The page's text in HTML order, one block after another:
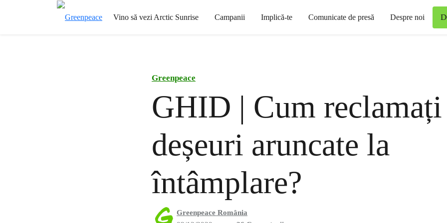
Vino să vezi Arctic Sunrise Campanii Implică-te Comunicate de presă Despre noi
Greenpeace
GHID | Cum reclamați
deșeuri aruncate la
întâmplare?
Greenpeace România